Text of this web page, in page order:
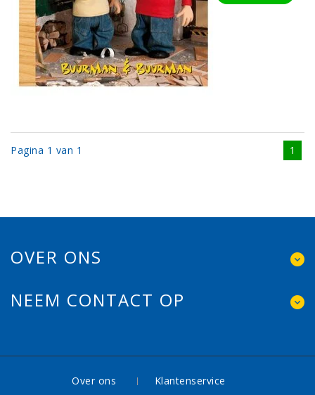
Pagina 1 van 1 1
OVER ONS
NEEM CONTACT OP
Over ons Klantenservice